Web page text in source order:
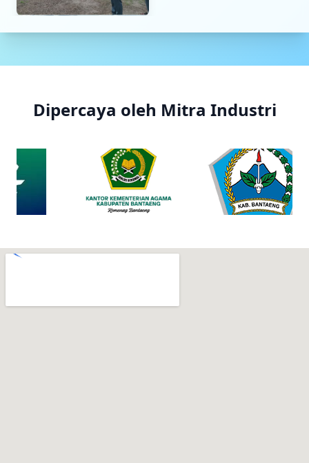
Dipercaya oleh Mitra Industri